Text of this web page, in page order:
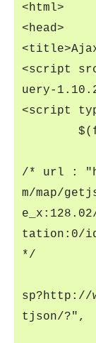
<html>
<head>
<script
uery-
<script
/* url :
m/map/
tation:0/
*/
sp?http://
tjson/?",